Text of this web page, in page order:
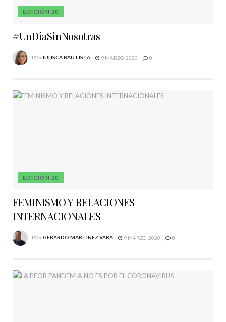
EDICIÓN 20
#UnDíaSinNosotras
POR IULISCA BAUTISTA 9 MARZO, 2020 0
EDICIÓN 20
FEMINISMO Y RELACIONES
INTERNACIONALES
POR GERARDO MARTÍNEZ VARA 9 MARZO, 2020 0